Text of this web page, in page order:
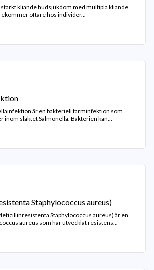
kliande hudsjukdom med multipla kliande
oftare hos individer...
är en bakteriell tarminfektion som
inom släktet Salmonella. Bakterien kan...
Staphylococcus aureus)
Staphylococcus aureus) är en
aureus som har utvecklat resistens...